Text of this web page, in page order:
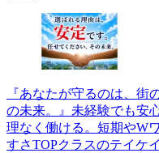
『あなたが守るのは、街
の未来。』未経験でも安
理なく働ける。短期やW
すさTOPクラスのテイケ